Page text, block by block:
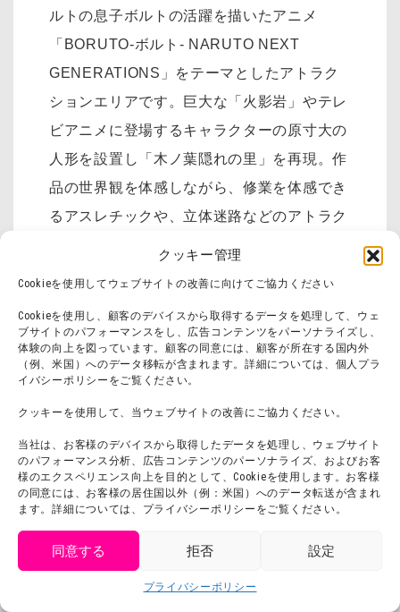
クッキー管理
Cookieを使用してウェブサイトの改善に向けてご協力ください
Cookieを使用し、顧客のデバイスから取得するデータを処理して、ウェ
ブサイトのパフォーマンスをし、広告コンテンツをパーソナライズし、
体験の向上を図っています。顧客の同意には、顧客が所在する国内外
（例、米国）へのデータ移転が含まれます。詳細については、個人プラ
イバシーポリシーをご覧ください。
クッキーを使用して、当ウェブサイトの改善にご協力ください。
当社は、お客様のデバイスから取得したデータを処理し、ウェブサイト
のパフォーマンス分析、広告コンテンツのパーソナライズ、およびお客
様のエクスペリエンス向上を目的として、Cookieを使用します。お客様
の同意には、お客様の居住国以外（例：米国）へのデータ転送が含まれ
ます。詳細については、プライバシーポリシーをご覧ください。
同意する 拒否 設定
プライバシーポリシー
ルトの息子ボルトの活躍を描いたアニメ
「BORUTO-ボルト- NARUTO NEXT
GENERATIONS」をテーマとしたアトラク
ションエリアです。巨大な「火影岩」やテレ
ビアニメに登場するキャラクターの原寸大の
人形を設置し「木ノ葉隠れの里」を再現。作
品の世界観を体感しながら、修業を体感でき
るアスレチックや、立体迷路などのアトラク
ら
チケットはweb購入がオススメ！
チケットを事前に購入してスムーズに入場し
よう！
チケットの購入はこちら
『ドラゴンクエスト アイラ
ンド』概要